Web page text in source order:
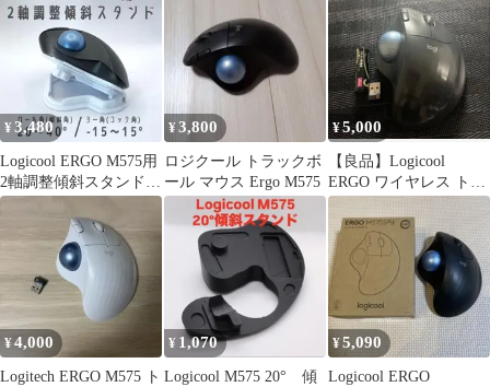
¥3,480
Logicool ERGO M575用
2軸調整傾斜スタンド
ホワイト
¥3,800
ロジクール トラックボ
ール マウス Ergo M575
¥5,000
【良品】Logicool
ERGO ワイヤレス トラ
ックボールマウス ロジ
クール
¥4,000
Logitech ERGO M575 ト
¥ 1,070
Logicool M575 20° 傾
¥5,090
Logicool ERGO